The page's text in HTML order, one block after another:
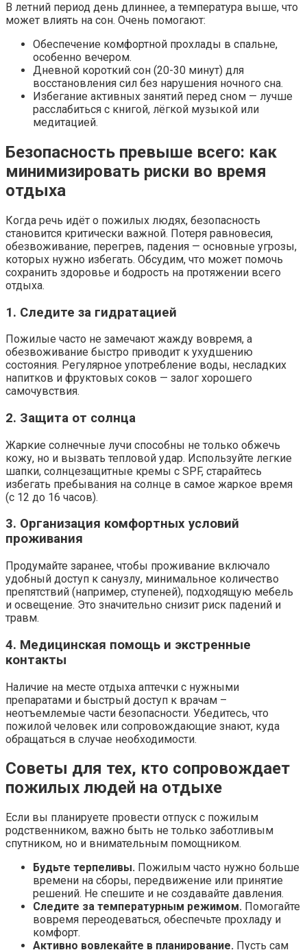
В летний период день длиннее, а температура выше, что
может влиять на сон. Очень помогают:
Обеспечение комфортной прохлады в спальне,
особенно вечером.
Дневной короткий сон (20-30 минут) для
восстановления сил без нарушения ночного сна.
Избегание активных занятий перед сном — лучше
расслабиться с книгой, лёгкой музыкой или
медитацией.
Безопасность превыше всего: как
минимизировать риски во время
отдыха
Когда речь идёт о пожилых людях, безопасность
становится критически важной. Потеря равновесия,
обезвоживание, перегрев, падения — основные угрозы,
которых нужно избегать. Обсудим, что может помочь
сохранить здоровье и бодрость на протяжении всего
отдыха.
1. Следите за гидратацией
Пожилые часто не замечают жажду вовремя, а
обезвоживание быстро приводит к ухудшению
состояния. Регулярное употребление воды, несладких
напитков и фруктовых соков — залог хорошего
самочувствия.
2. Защита от солнца
Жаркие солнечные лучи способны не только обжечь
кожу, но и вызвать тепловой удар. Используйте легкие
шапки, солнцезащитные кремы с SPF, старайтесь
избегать пребывания на солнце в самое жаркое время
(с 12 до 16 часов).
3. Организация комфортных условий
проживания
Продумайте заранее, чтобы проживание включало
удобный доступ к санузлу, минимальное количество
препятствий (например, ступеней), подходящую мебель
и освещение. Это значительно снизит риск падений и
травм.
4. Медицинская помощь и экстренные
контакты
Наличие на месте отдыха аптечки с нужными
препаратами и быстрый доступ к врачам –
неотъемлемые части безопасности. Убедитесь, что
пожилой человек или сопровождающие знают, куда
обращаться в случае необходимости.
Советы для тех, кто сопровождает
пожилых людей на отдыхе
Если вы планируете провести отпуск с пожилым
родственником, важно быть не только заботливым
спутником, но и внимательным помощником.
Будьте терпеливы. Пожилым часто нужно больше
времени на сборы, передвижение или принятие
решений. Не спешите и не создавайте давления.
Следите за температурным режимом. Помогайте
вовремя переодеваться, обеспечьте прохладу и
комфорт.
Активно вовлекайте в планирование. Пусть сам